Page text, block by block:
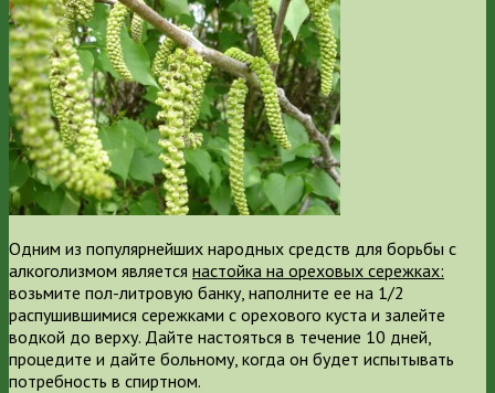
Одним из популярнейших народных средств для борьбы с
алкоголизмом является настойка на ореховых сережках:
возьмите пол-литровую банку, наполните ее на 1/2
распушившимися сережками с орехового куста и залейте
водкой до верху. Дайте настояться в течение 10 дней,
процедите и дайте больному, когда он будет испытывать
потребность в спиртном.